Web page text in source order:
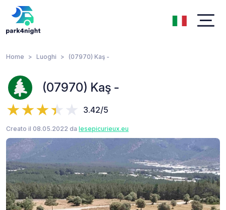
Home Luoghi (07970) Kaş -
(07970) Kaş -
3.42/5
Creato il 08.05.2022 da lesepicurieux.eu